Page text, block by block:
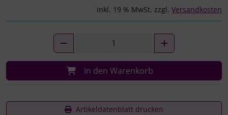
inkl. 19 % MwSt. zzgl. Versandkosten
In den Warenkorb
Artikeldatenblatt drucken